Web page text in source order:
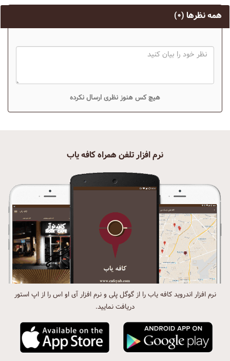
همه نظرها (۰)
هیچ کس هنوز نظری ارسال نکرده
نرم افزار تلفن همراه کافه یاب
نرم افزار اندروید کافه یاب را از گوگل پلی و نرم افزار آی او اس را از اپ استور
دریافت نمایید.